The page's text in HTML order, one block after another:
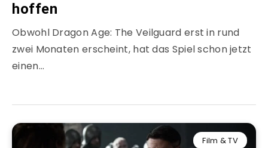
hoffen
Obwohl Dragon Age: The Veilguard erst in rund
zwei Monaten erscheint, hat das Spiel schon jetzt
einen…
Film & TV